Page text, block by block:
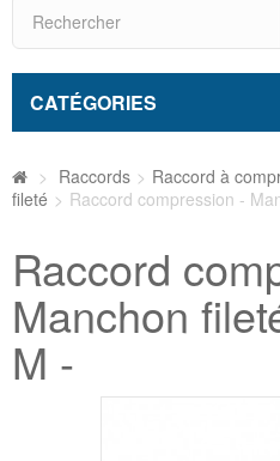
CATÉGORIES
> Raccords > Raccord à
fileté > Raccord compression -
Raccord
Manchon
M -